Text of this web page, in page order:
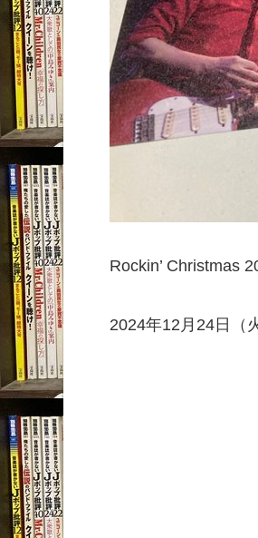
Rockin’ Christmas
2024年12月24日（